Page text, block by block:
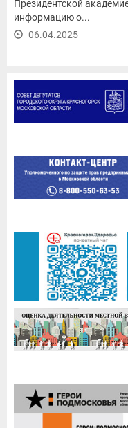
Президентской
информацию о...
06.04.2025